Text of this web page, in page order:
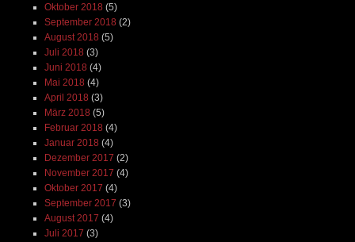
Oktober 2018 (5)
September 2018 (2)
August 2018 (5)
Juli 2018 (3)
Juni 2018 (4)
Mai 2018 (4)
April 2018 (3)
März 2018 (5)
Februar 2018 (4)
Januar 2018 (4)
Dezember 2017 (2)
November 2017 (4)
Oktober 2017 (4)
September 2017 (3)
August 2017 (4)
Juli 2017 (3)